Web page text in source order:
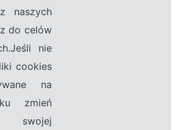
naszych
do celów
nie
cookies
na
zmień
swojej